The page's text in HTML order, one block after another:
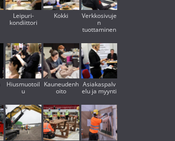
Leipuri-
kondiittori
Kokki
Verkkosivuje
n
tuottaminen
Hiusmuotoil
u
Kauneudenh
oito
Asiakaspalv
elu ja myynti